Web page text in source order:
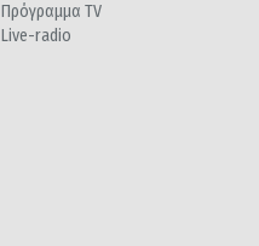
Πρόγραμμα TV
Live-radio